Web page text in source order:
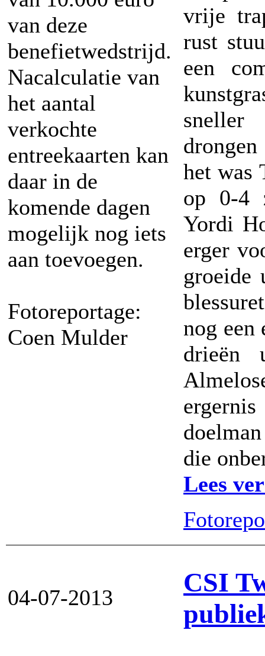
van deze
benefietwedstrijd.
Nacalculatie van
het aantal
verkochte
entreekaarten kan
daar in de
komende dagen
mogelijk nog iets
aan toevoegen.
Fotoreportage:
Coen Mulder
vrije
rust
een
sneller
het was
op 0-4
Yordi
erger
groeide
nog een
drieën
die
Lees
04-07-2013
CSI